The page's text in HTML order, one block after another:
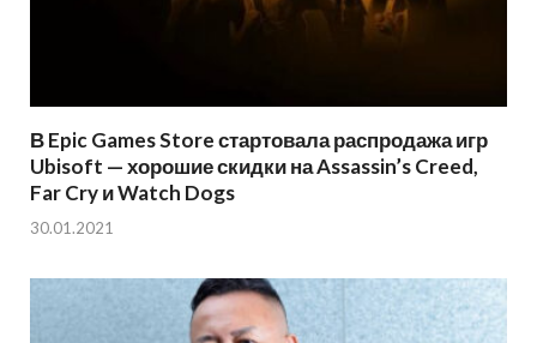
В Epic Games Store стартовала распродажа игр
Ubisoft — хорошие скидки на Assassin’s Creed,
Far Cry и Watch Dogs
30.01.2021